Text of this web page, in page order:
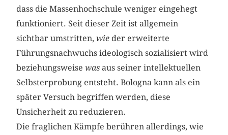
dass die Massenhochschule weniger eingehegt
funktioniert. Seit dieser Zeit ist allgemein
sichtbar umstritten,wie der erweiterte
Führungsnachwuchs ideologisch sozialisiert wird
beziehungsweisewasaus seiner intellektuellen
Selbsterprobung entsteht. Bologna kann als ein
später Versuch begriffen werden, diese
Unsicherheit zu reduzieren.
Die fraglichen Kämpfe berühren allerdings, wie